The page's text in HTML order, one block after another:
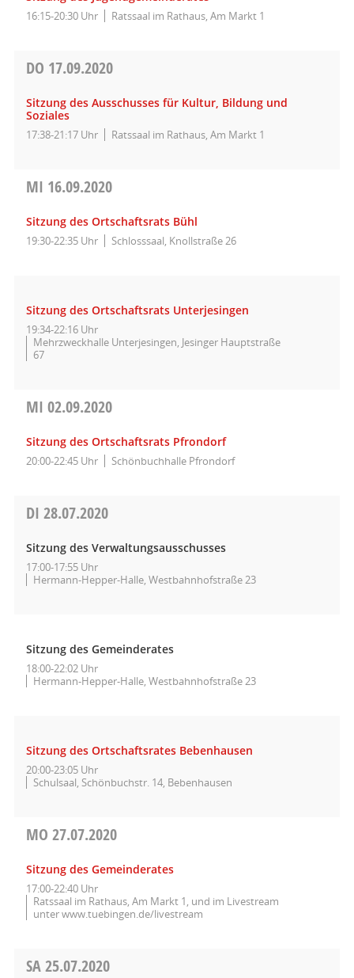
16:15-20:30 Uhr Ratssaal im Rathaus, Am Markt 1
DO 17.09.2020
Sitzung des Ausschusses für Kultur, Bildung und
Soziales
17:38-21:17 Uhr Ratssaal im Rathaus, Am Markt 1
MI 16.09.2020
Sitzung des Ortschaftsrats Bühl
19:30-22:35 Uhr Schlosssaal, Knollstraße 26
Sitzung des Ortschaftsrats Unterjesingen
19:34-22:16 Uhr
Mehrzweckhalle Unterjesingen, Jesinger Hauptstraße
67
MI 02.09.2020
Sitzung des Ortschaftsrats Pfrondorf
20:00-22:45 Uhr Schönbuchhalle Pfrondorf
DI 28.07.2020
Sitzung des Verwaltungsausschusses
17:00-17:55 Uhr
Hermann-Hepper-Halle, Westbahnhofstraße 23
Sitzung des Gemeinderates
18:00-22:02 Uhr
Hermann-Hepper-Halle, Westbahnhofstraße 23
Sitzung des Ortschaftsrates Bebenhausen
20:00-23:05 Uhr
Schulsaal, Schönbuchstr. 14, Bebenhausen
MO 27.07.2020
Sitzung des Gemeinderates
17:00-22:40 Uhr
Ratssaal im Rathaus, Am Markt 1, und im Livestream
unter www.tuebingen.de/livestream
SA25.07.2020